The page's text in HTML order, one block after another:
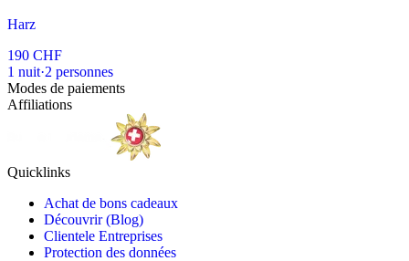
Harz
190 CHF
1 nuit·2 personnes
Modes de paiements
Affiliations
Quicklinks
Achat de bons cadeaux
Découvrir (Blog)
Clientele Entreprises
Protection des données